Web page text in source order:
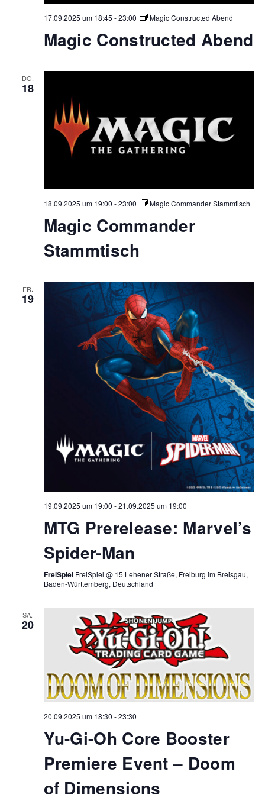
17.09.2025 um 18:45 -23:00 Magic Constructed Abend
Magic Constructed Abend
DO.
18
18.09.2025 um 19:00 -23:00 Magic Commander Stammtisch
Magic Commander
Stammtisch
FR.
19
19.09.2025 um 19:00 -21.09.2025 um 19:00
MTG Prerelease: Marvel’s
Spider-Man
FreiSpiel FreiSpiel @ 15 Lehener Straße, Freiburg im Breisgau,
Baden-Württemberg, Deutschland
SA.
20
20.09.2025 um 18:30 -23:30
Yu-Gi-Oh Core Booster
Premiere Event – Doom
of Dimensions